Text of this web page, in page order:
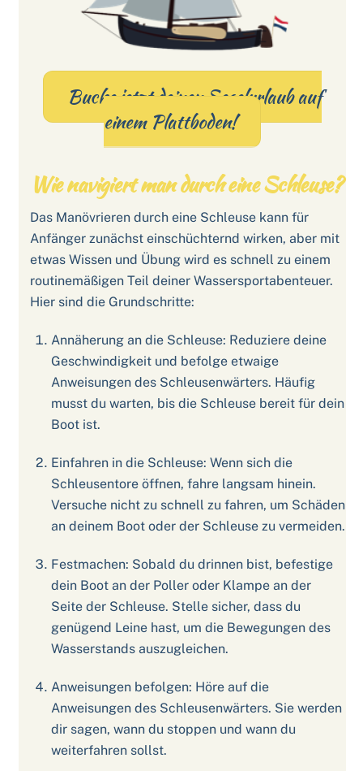
Buche jetzt deinen Segelurlaub auf
einem Plattboden!
Wie navigiert man durch eine Schleuse?
Das Manövrieren durch eine Schleuse kann für
Anfänger zunächst einschüchternd wirken, aber mit
etwas Wissen und Übung wird es schnell zu einem
routinemäßigen Teil deiner Wassersportabenteuer.
Hier sind die Grundschritte:
Annäherung an die Schleuse: Reduziere deine
Geschwindigkeit und befolge etwaige
Anweisungen des Schleusenwärters. Häufig
musst du warten, bis die Schleuse bereit für dein
Boot ist.
Einfahren in die Schleuse: Wenn sich die
Schleusentore öffnen, fahre langsam hinein.
Versuche nicht zu schnell zu fahren, um Schäden
an deinem Boot oder der Schleuse zu vermeiden.
Festmachen: Sobald du drinnen bist, befestige
dein Boot an der Poller oder Klampe an der
Seite der Schleuse. Stelle sicher, dass du
genügend Leine hast, um die Bewegungen des
Wasserstands auszugleichen.
Anweisungen befolgen: Höre auf die
Anweisungen des Schleusenwärters. Sie werden
dir sagen, wann du stoppen und wann du
weiterfahren sollst.